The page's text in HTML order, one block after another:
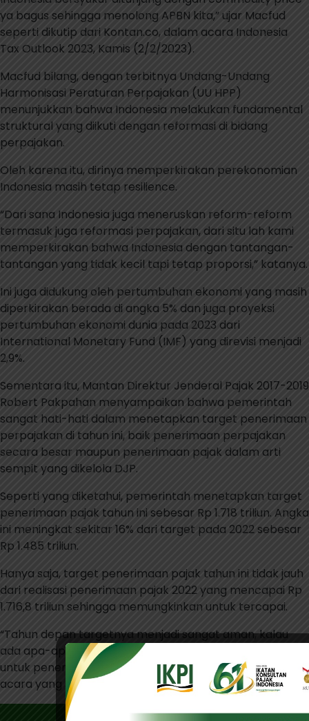
ya bagus sehingga menolong APBN kita,” ujar Macfud
seperti dikutip dari Kontan.co, dalam acara Indonesia
Tax Outlook 2023, Kamis (2/2/2023).
Macfud bilang, dengan terbitnya Undang-Undang
Harmonisasi Peraturan Perpajakan (UU HPP)
menunjukkan bahwa Indonesia melakukan fundamental
struktural yang diikuti dengan reformasi di bidang
perpajakan.
Oleh karena itu, dirinya memperkirakan perekonomian
Indonesia masih tetap resilience.
“Dari sana Indonesia juga meneruskan reform-reform
termasuk juga reformasi perpajakan, dari situ lah kami
memperkirakan bahwa Indonesia dengan tantangan-
tantangan yang tidak kecil tapi tetap proporsi,” katanya.
Ini juga didukung oleh pertumbuhan ekonomi yang masih
diperkirakan berada di angka 5% dan juga proyeksi
pertumbuhan ekonomi dunia pada 2023 dari
International Monetary Fund (IMF) yang direvisi menjadi
2,9%.
Sementara itu, Mantan Direktur Jenderal Pajak 2017-2019
Robert Pakpahan menyampaikan bahwa pemerintah
sangat hati-hati dalam menetapkan target penerimaan
perpajakan di tahun ini, baik penerimaan perpajakan
secara besar maupun penerimaan pajak dalam arti
sempit yang dikelola DJP.
Seperti yang diketahui, pemerintah menetapkan target
penerimaan pajak tahun ini sebesar Rp 1.718 triliun. Angka
ini meningkat sekitar 16% dari target pada 2022 sebesar
Rp 1.485 triliun.
Hanya saja, target penerimaan pajak tahun ini tidak jauh
dari realisasi penerimaan pajak 2022 yang mencapai Rp
1.716,8 triliun sehingga memungkinkan untuk tercapai.
“Tahun depan targetnya menjadi sangat aman, kalau
ada apa-apa seharusnya tidak ada risiko yang besar
untuk penerimaan perpajakan,” kata Robert dalam
acara yang sama. (bl)